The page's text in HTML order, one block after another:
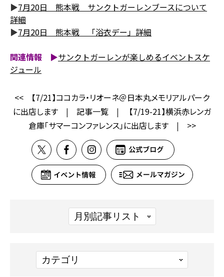
▶7月20日 熊本戦 サンクトガーレンブースについて
詳細
▶7月20日 熊本戦 「浴衣デー」詳細
関連情報 ▶サンクトガーレンが楽しめるイベントスケ
ジュール
<<
【7/21】ココカラ・リオーネ＠日本丸メモリアルパーク
に出店します | 記事一覧 |
【7/19-21】横浜赤レンガ
倉庫「サマーコンファレンス」に出店します| >>